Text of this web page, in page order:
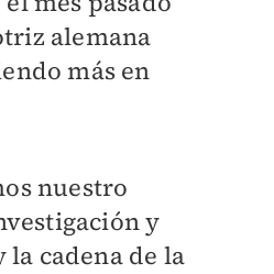
alemana
más en
nuestro
y
cadena de la